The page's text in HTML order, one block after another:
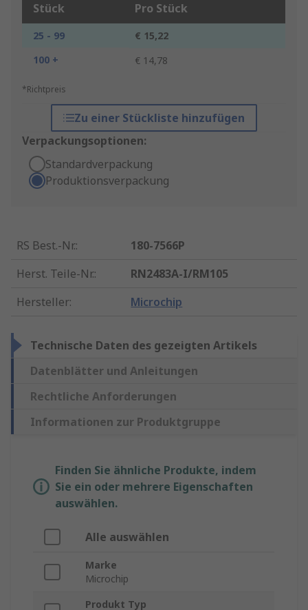
Stück Pro Stück
25 - 99
€ 15,22
100 +
€ 14,78
*Richtpreis
Zu einer Stückliste hinzufügen
Verpackungsoptionen:
Standardverpackung
Produktionsverpackung
RS Best.-Nr.:
180-7566P
Herst. Teile-Nr.:
RN2483A-I/RM105
Hersteller: Microchip
Technische Daten des gezeigten Artikels
Datenblätter und Anleitungen
Rechtliche Anforderungen
Informationen zur Produktgruppe
Finden Sie ähnliche Produkte, indem
Sie ein oder mehrere Eigenschaften
auswählen.
Alle auswählen
Marke
Microchip
Produkt Typ